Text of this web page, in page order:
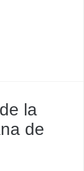
la
de